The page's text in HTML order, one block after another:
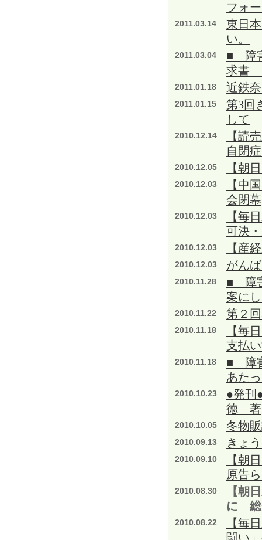
フォ
2011.03.14
東日
い。
2011.03.04
■ 障
求書
2011.01.18 近鉄
2011.01.15
第3回
して
2010.12.14
【読
自閉
2010.12.05 【朝
2010.12.03
【中
会閉幕
2010.12.03
【毎
可決
2010.12.03 【産
2010.12.03 がん
2010.11.28
■ 障
案に
2010.11.22 第２
2010.11.18
【毎
支払
2010.11.18
■ 障
あた
2010.10.23
●発刊
徳 著
2010.10.05 冬物
2010.09.13 きょ
2010.09.10
【朝
原告
2010.08.30
【朝
に 総
2010.08.22
【毎